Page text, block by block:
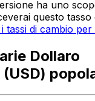
ha uno
questo tasso
tassi di cambio
Dollaro